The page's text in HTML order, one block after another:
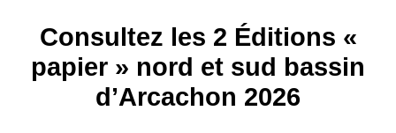
Consultez les 2 Éditions «
papier » nord et sud bassin
d’Arcachon 2026